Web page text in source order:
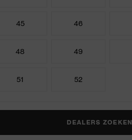
45 46
48 49
51 52
DEALERS ZOEKEN